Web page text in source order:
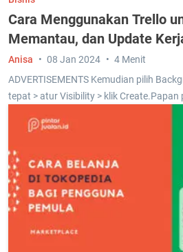
Cara Menggunakan Trello
Memantau, dan Update
ADVERTISEMENTS Kemudian pilih
tepat > atur Visibility > klik Create.Papan
Anisa 08 Jan 2024 4 Menit